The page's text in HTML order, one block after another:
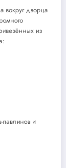
вокруг дворца
из
павлинов и